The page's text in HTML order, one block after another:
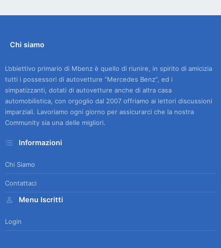
Chi siamo
L’obiettivo primario di Mbenz è quello di riunire, in spirito di amicizia
tutti i possessori di autovetture “Mercedes Benz”, ed i
simpatizzanti, dotati di autovetture anche di altra casa
automobilistica, con orgoglio dal 2007 offriamo ai lettori discussioni
imparziali. Lavoriamo ogni giorno per assicurarci che la nostra
Community sia una delle migliori.
Informazioni
Chi Siamo
Contattaci
Menu Iscritti
Login